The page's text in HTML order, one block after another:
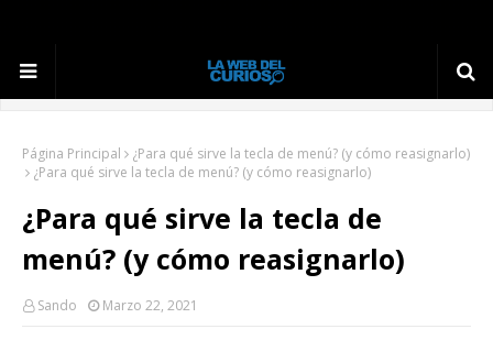
Página Principal
¿Para qué sirve la tecla de menú? (y cómo reasignarlo)
¿Para qué sirve la tecla de menú? (y cómo reasignarlo)
¿Para qué sirve la tecla de
menú? (y cómo reasignarlo)
Sando Marzo 22, 2021